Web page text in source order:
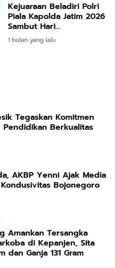
Kejuaraan Beladiri Polri
Piala Kapolda Jatim 2026
Sambut Hari
Bhayangkara ke 80,
Polres Kediri Raih Gelar
1 bulan yang lalu
Tegaskan Komitmen
Pendidikan Berkualitas
AKBP Yenni Ajak Media
Bojonegoro
Amankan Tersangka
di Kepanjen, Sita
dan Ganja 131 Gram